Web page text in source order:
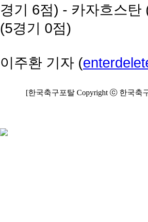
경기 6점) - 카자흐스
(5경기 0점)
이주환 기자 (
[한국축구포탈 Copyright ⓒ 한국축